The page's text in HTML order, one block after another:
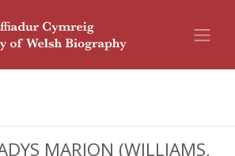
MARION (WILLIAMS,